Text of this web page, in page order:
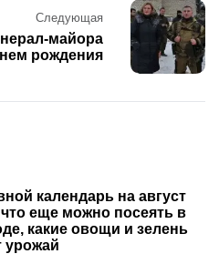
Следующая
майора
​​рождения
календарь на август
что еще можно посеять в
какие овощи и зелень
урожай